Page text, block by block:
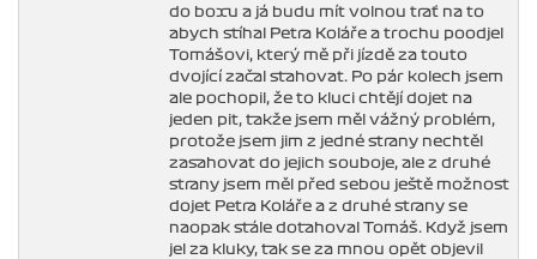
do boxu a já budu mít volnou trať na to
abych stíhal Petra Koláře a trochu poodjel
Tomášovi, který mě při jízdě za touto
dvojící začal stahovat. Po pár kolech jsem
ale pochopil, že to kluci chtějí dojet na
jeden pit, takže jsem měl vážný problém,
protože jsem jim z jedné strany nechtěl
zasahovat do jejich souboje, ale z druhé
strany jsem měl před sebou ještě možnost
dojet Petra Koláře a z druhé strany se
naopak stále dotahoval Tomáš. Když jsem
jel za kluky, tak se za mnou opět objevil